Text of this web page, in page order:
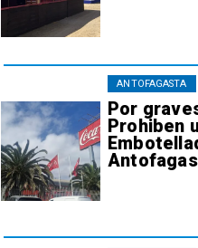
Por
Prohiben
ANTOFAGASTA